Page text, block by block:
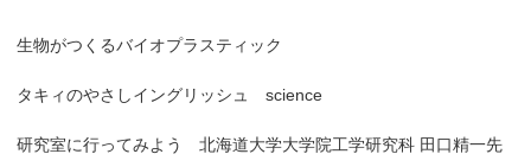
生物がつくるバイオプラスティック
タキィのやさしイングリッシュ science
研究室に行ってみよう 北海道大学大学院工学研究科 田口精一先